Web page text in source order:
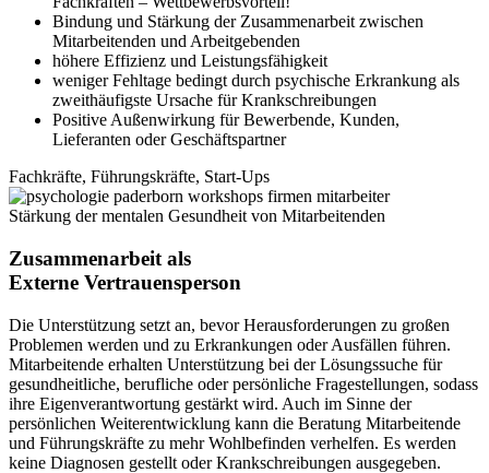
Bindung und Stärkung der Zusammenarbeit zwischen
Mitarbeitenden und Arbeitgebenden
höhere Effizienz und Leistungsfähigkeit
weniger Fehltage bedingt durch psychische Erkrankung als
zweithäufigste Ursache für Krankschreibungen
Positive Außenwirkung für Bewerbende, Kunden,
Lieferanten oder Geschäftspartner
Fachkräfte, Führungskräfte, Start-Ups
Stärkung der mentalen Gesundheit von Mitarbeitenden
Zusammenarbeit als
Externe Vertrauensperson
Die Unterstützung setzt an, bevor Herausforderungen zu großen
Problemen werden und zu Erkrankungen oder Ausfällen führen.
Mitarbeitende erhalten Unterstützung bei der Lösungssuche für
gesundheitliche, berufliche oder persönliche Fragestellungen, sodass
ihre Eigenverantwortung gestärkt wird. Auch im Sinne der
persönlichen Weiterentwicklung kann die Beratung Mitarbeitende
und Führungskräfte zu mehr Wohlbefinden verhelfen. Es werden
keine Diagnosen gestellt oder Krankschreibungen ausgegeben.